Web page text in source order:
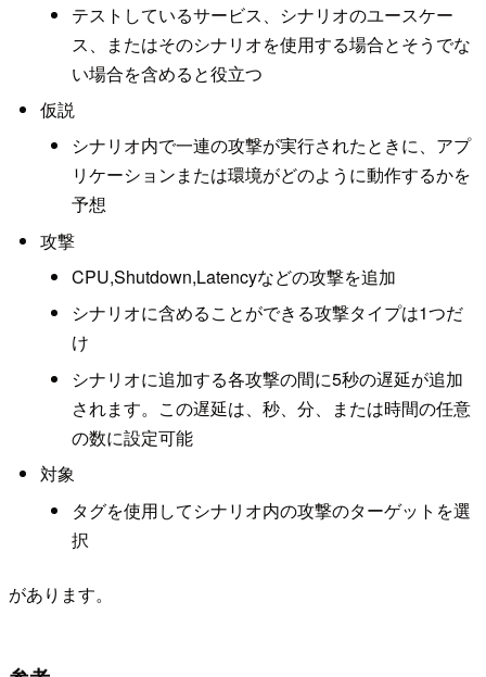
テストしているサービス、シナリオのユースケー
ス、またはそのシナリオを使用する場合とそうでな
い場合を含めると役立つ
仮説
シナリオ内で一連の攻撃が実行されたときに、アプ
リケーションまたは環境がどのように動作するかを
予想
攻撃
CPU,Shutdown,Latencyなどの攻撃を追加
シナリオに含めることができる攻撃タイプは1つだ
け
シナリオに追加する各攻撃の間に5秒の遅延が追加
されます。この遅延は、秒、分、または時間の任意
の数に設定可能
対象
タグを使用してシナリオ内の攻撃のターゲットを選
択
があります。